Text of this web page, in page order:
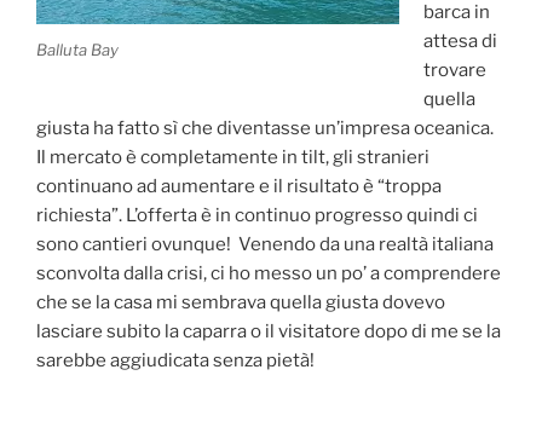
Balluta Bay
barca in
attesa di
trovare
quella
giusta ha fatto sì che diventasse un’impresa oceanica.
Il mercato è completamente in tilt, gli stranieri
continuano ad aumentare e il risultato è “troppa
richiesta”. L’offerta è in continuo progresso quindi ci
sono cantieri ovunque! Venendo da una realtà italiana
sconvolta dalla crisi, ci ho messo un po’ a comprendere
che se la casa mi sembrava quella giusta dovevo
lasciare subito la caparra o il visitatore dopo di me se la
sarebbe aggiudicata senza pietà!